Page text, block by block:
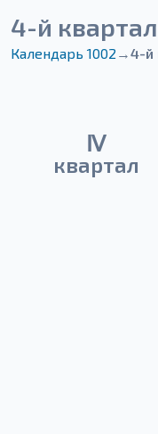
4-й
Календарь 1002 →4-й
Ⅳ
квартал